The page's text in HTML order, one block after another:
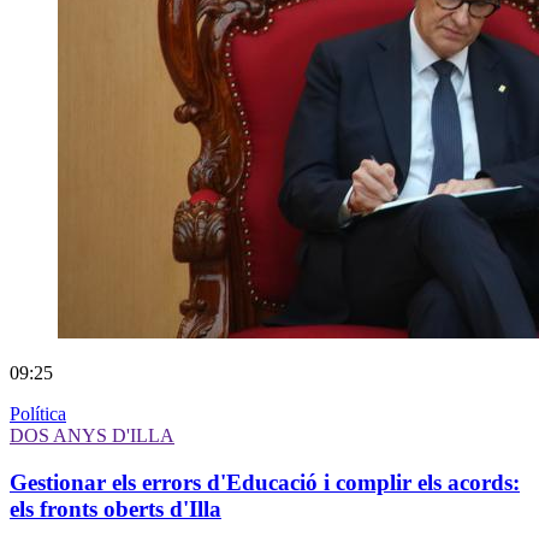
09:25
Política
DOS ANYS D'ILLA
Gestionar els errors d'Educació i complir els acords:
els fronts oberts d'Illa